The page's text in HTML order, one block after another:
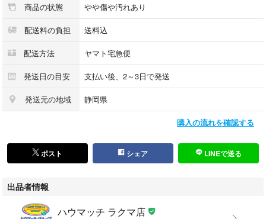
当店はリユースショップとして、「まだ使える価値あるモノ」を次のお客
様へお届けすることを目的に、日々取り組んでおります。
中古品を安心してお迎えいただくために、以下の内容をご確認のうえご購
入をお願いいたします。
________________________________________
1. 商品の状態について
1-1. 一般商品
弊社はリユース（中古）品を取り扱う店舗です。
未開封・未使用表記の商品も、一度お客様の手に渡ったお品を再販売して
※購入時期・使用頻度などの詳細は不明です。
※未使用品でも保管・展示に伴うスレや小キズ等が見られる場合がござい
※記載のない見落としがあった場合でも、現品を優先とさせていただきま
商品の状態 やや傷や汚れあり
配送料の負担 送料込
配送方法 ヤマト宅急便
発送日の目安 支払い後、2～3日で発送
発送元の地域 静岡県
購入の流れを確認する
ポスト シェア LINEで送る
出品者情報
ハウマッチ ラクマ店